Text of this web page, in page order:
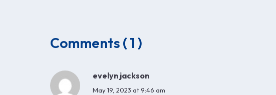
Comments ( 1 )
evelyn jackson
May 19, 2023 at 9:46 am